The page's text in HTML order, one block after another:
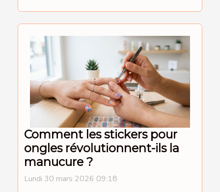
Comment les stickers pour
ongles révolutionnent-ils la
manucure ?
Lundi 30 mars 2026 09:18